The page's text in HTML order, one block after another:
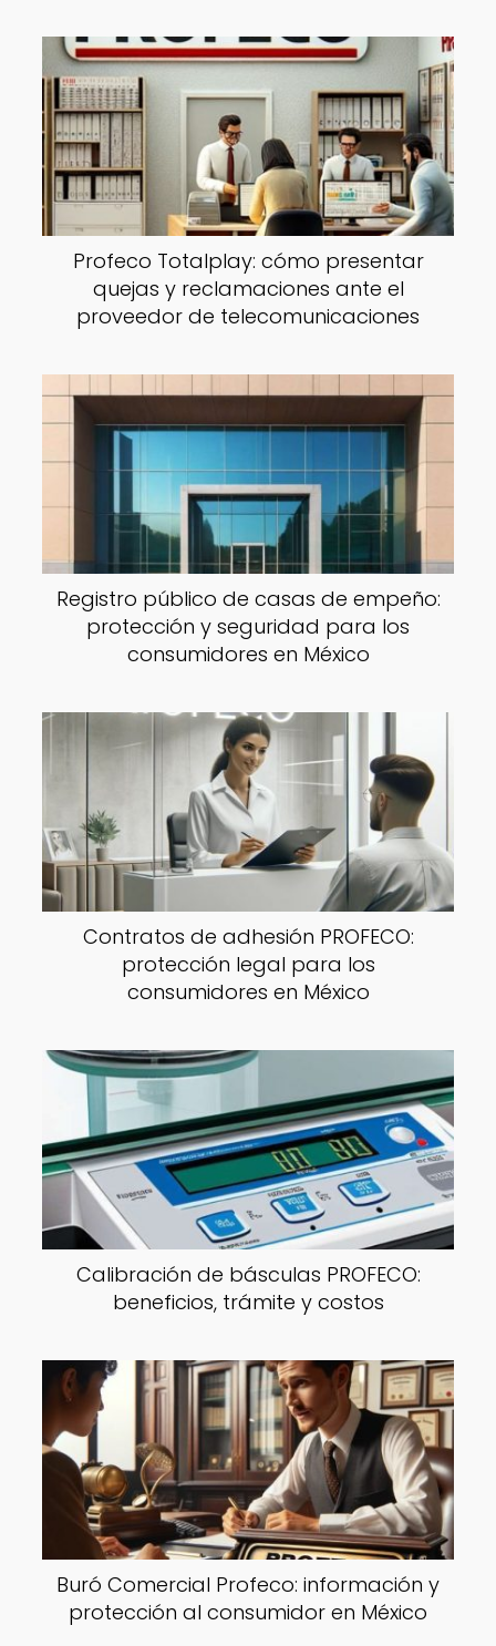
Profeco Totalplay: cómo presentar
quejas y reclamaciones ante el
proveedor de telecomunicaciones
Registro público de casas de empeño:
protección y seguridad para los
consumidores en México
Contratos de adhesión PROFECO:
protección legal para los
consumidores en México
Calibración de básculas PROFECO:
beneficios, trámite y costos
Buró Comercial Profeco: información y
protección al consumidor en México